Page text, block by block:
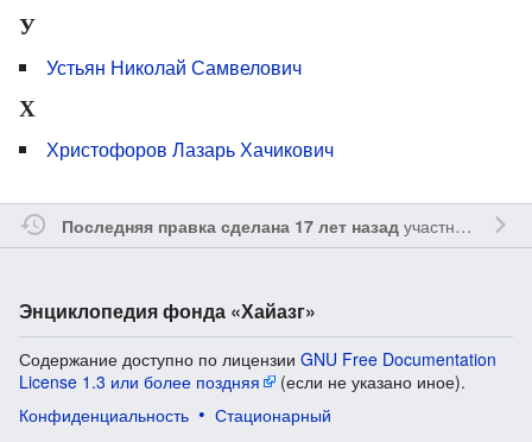
У
Устьян Николай Самвелович
Х
Христофоров Лазарь Хачикович
Последняя правка сделана 17 лет назадучастником
Энциклопедия фонда «Хайазг»
Содержание доступно по лицензии GNU Free Documentation
License 1.3 или более поздняя
(если не указано иное).
Конфиденциальность
Стационарный